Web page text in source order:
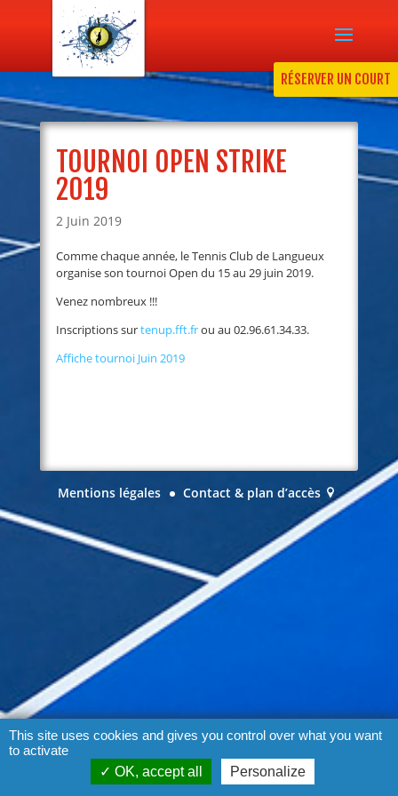
RÉSERVER UN COURT
TOURNOI OPEN STRIKE
2019
2 Juin 2019
Comme chaque année, le Tennis Club de Langueux
organise son tournoi Open du 15 au 29 juin 2019.
Venez nombreux !!!
Inscriptions surtenup.fft.frou au 02.96.61.34.33.
Affiche tournoi Juin 2019
Mentions légales Contact & plan d’accès
This site uses cookies and gives you control over what you want
to activate
OK, accept all
Personalize